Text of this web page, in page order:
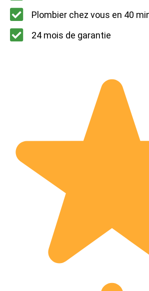
Plombier chez vous en 40
24 mois de garantie